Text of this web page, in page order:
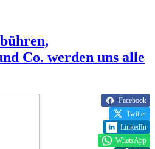
Co. werden uns alle
Facebook
Twitter
LinkedIn
WhatsApp